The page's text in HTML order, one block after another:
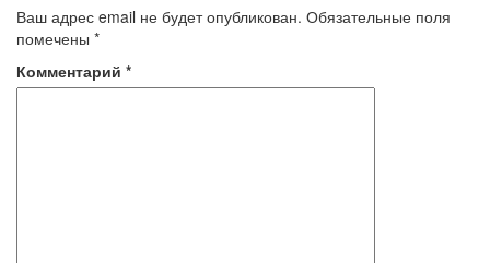
Ваш адрес email не будет опубликован. Обязательные поля
помечены *
Комментарий *